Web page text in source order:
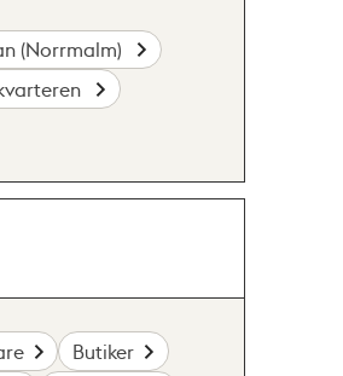
(Norrmalm)
Butiker